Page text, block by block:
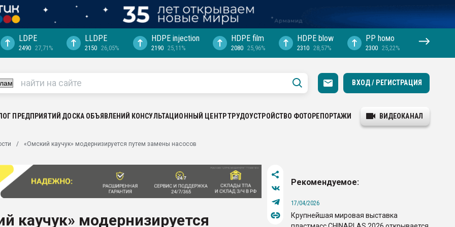
выходит на
рынке
LDPE
2490 27,71%
LLDPE
2150 26,05%
HDPE injection
2190 25,11%
HDPE film
2080 25,96%
HDPE blow
2310 28,57%
PP hомо
2300 25,22%
ВХОД / РЕГИСТРАЦИЯ
ПРЕДПРИЯТИЙ ДОСКА ОБЪЯВЛЕНИЙ КОНСУЛЬТАЦИОННЫЙ ЦЕНТРТРУДОУСТРОЙСТВО ФОТОРЕПОРТАЖИ ВИДЕОКАНАЛ
«Омский каучук» модернизируется путем замены насосов
каучук» модернизируется
Рекомендуемое:
17/04/2026
Крупнейшая мировая выставка